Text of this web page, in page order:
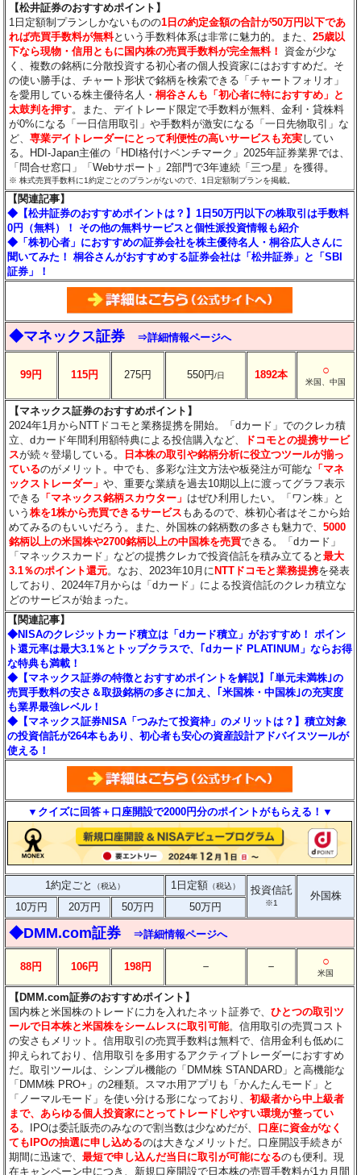
【松井証券のおすすめポイント】
1日定額制プランしかないものの1日の約定金額の合計が50万円以下であ
れば売買手数料が無料という手数料体系は非常に魅力的。また、25歳以
下なら現物・信用ともに国内株の売買手数料が完全無料！
資金が少な
く、複数の銘柄に分散投資する初心者の個人投資家にはおすすめだ。そ
の使い勝手は、チャート形状で銘柄を検索できる「チャートフォリオ」
を愛用している株主優待名人・桐谷さんも「初心者に特におすすめ」と
太鼓判を押す。また、デイトレード限定で手数料が無料、金利・貸株料
が0%になる「一日信用取引」や手数料が激安になる「一日先物取引」な
ど、専業デイトレーダーにとって利便性の高いサービスも充実してい
る。HDI-Japan主催の「HDI格付けベンチマーク」2025年証券業界では、
「問合せ窓口」「Webサポート」2部門で3年連続「三つ星」を獲得。
※ 株式売買手数料に1約定ごとのプランがないので、1日定額制プランを掲載。
【関連記事】
◆【松井証券のおすすめポイントは？】1日50万円以下の株取引は手数料
0円（無料）！ その他の無料サービスと個性派投資情報も紹介
◆「株初心者」におすすめの証券会社を株主優待名人・桐谷広人さんに
聞いてみた！ 桐谷さんがおすすめする証券会社は「松井証券」と「SBI
証券」！
◆マネックス証券 ⇒詳細情報ページへ
99円 115円 275円 550円/日 1892本 ○
米国、中国
【マネックス証券のおすすめポイント】
2024年1月からNTTドコモと業務提携を開始。「dカード」でのクレカ積
立、dカード年間利用額特典による投信購入など、
ドコモとの提携サービ
スが続々登場している。
日本株の取引や銘柄分析に役立つツールが揃っ
ているのがメリット。中でも、多彩な注文方法や板発注が可能な 「マネ
ックストレーダー」や、重要な業績を過去10期以上に渡ってグラフ表示
できる 「マネックス銘柄スカウター」 はぜひ利用したい。「ワン株」と
いう株を1株から売買できるサービス もあるので、株初心者はそこから始
めてみるのもいいだろう。また、外国株の銘柄数の多さも魅力で、5000
銘柄以上の米国株や2700銘柄以上の中国株を売買できる。「dカード」
「マネックスカード」などの提携クレカで投資信託を積み立てると最大
3.1％のポイント還元。なお、2023年10月に NTTドコモと業務提携を発表
しており、2024年7月からは「dカード」による投資信託のクレカ積立な
どのサービスが始まった。
【関連記事】
◆NISAのクレジットカード積立は「dカード積立」がおすすめ！ ポイン
ト還元率は最大3.1％とトップクラスで、｢dカード PLATINUM」ならお得
な特典も満載！
◆【マネックス証券の特徴とおすすめポイントを解説】｢単元未満株｣の
売買手数料の安さ＆取扱銘柄の多さに加え、｢米国株・中国株｣の充実度
も業界最強レベル！
◆【マネックス証券NISA「つみたて投資枠」のメリットは？】積立対象
の投資信託が264本もあり、初心者も安心の資産設計アドバイスツールが
使える！
▼クイズに回答＋口座開設で2000円分のポイントがもらえる！▼
1約定ごと （税込） 1日定額 （税込） 投資信託
※1
外国株
10万円
20万円 50万円 50万円
◆DMM.com証券 ⇒詳細情報ページへ
88円 106円 198円 － － ○
米国
【DMM.com証券のおすすめポイント】
国内株と米国株のトレードに力を入れたネット証券で、ひとつの取引ツ
ールで日本株と米国株をシームレスに取引可能。信用取引の売買コスト
の安さもメリット。信用取引の売買手数料は無料で、信用金利も低めに
抑えられており、信用取引を多用するアクティブトレーダーにおすすめ
だ。取引ツールは、シンプル機能の「DMM株 STANDARD」と高機能な
「DMM株 PRO+」の2種類。スマホ用アプリも「かんたんモード」と
「ノーマルモード」を使い分ける形になっており、初級者から中上級者
まで、あらゆる個人投資家にとってトレードしやすい環境が整ってい
る 。IPOは委託販売のみなので割当数は少なめだが、 口座に資金がなく
てもIPOの抽選に申し込めるのは大きなメリットだ。口座開設手続きが
期間に迅速で、最短で申し込んだ当日に取引が可能になるのも便利。現
在キャンペーン中につき、新規口座開設で日本株の売買手数料が1カ月間